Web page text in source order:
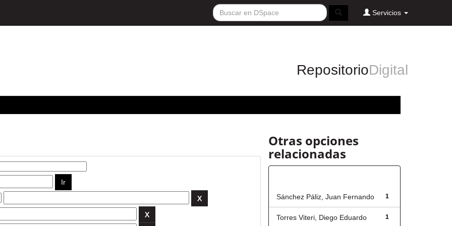
Servicios
RepositorioDigital
Otras opciones
relacionadas
1
Sánchez Páliz, Juan Fernando
1
Torres Viteri, Diego Eduardo